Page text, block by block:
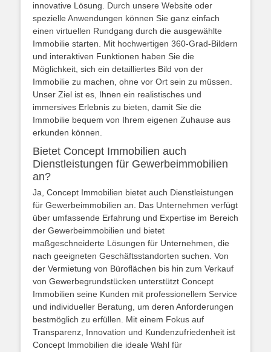
innovative Lösung. Durch unsere Website oder
spezielle Anwendungen können Sie ganz einfach
einen virtuellen Rundgang durch die ausgewählte
Immobilie starten. Mit hochwertigen 360-Grad-Bildern
und interaktiven Funktionen haben Sie die
Möglichkeit, sich ein detailliertes Bild von der
Immobilie zu machen, ohne vor Ort sein zu müssen.
Unser Ziel ist es, Ihnen ein realistisches und
immersives Erlebnis zu bieten, damit Sie die
Immobilie bequem von Ihrem eigenen Zuhause aus
erkunden können.
Bietet Concept Immobilien auch
Dienstleistungen für Gewerbeimmobilien
an?
Ja, Concept Immobilien bietet auch Dienstleistungen
für Gewerbeimmobilien an. Das Unternehmen verfügt
über umfassende Erfahrung und Expertise im Bereich
der Gewerbeimmobilien und bietet
maßgeschneiderte Lösungen für Unternehmen, die
nach geeigneten Geschäftsstandorten suchen. Von
der Vermietung von Büroflächen bis hin zum Verkauf
von Gewerbegrundstücken unterstützt Concept
Immobilien seine Kunden mit professionellem Service
und individueller Beratung, um deren Anforderungen
bestmöglich zu erfüllen. Mit einem Fokus auf
Transparenz, Innovation und Kundenzufriedenheit ist
Concept Immobilien die ideale Wahl für